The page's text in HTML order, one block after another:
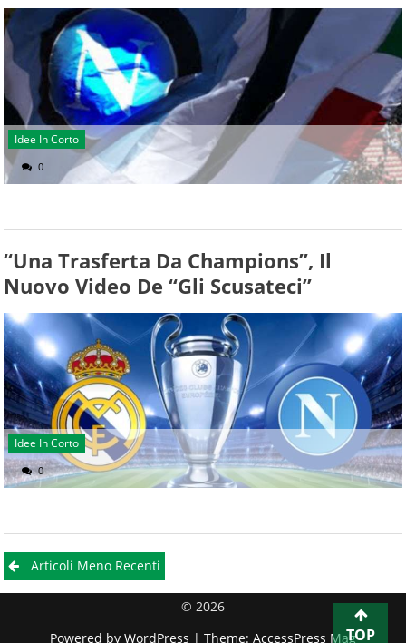
Idee In Corto
0
“Una Trasferta Da Champions”, Il
Nuovo Video De “gli Scusateci”
Idee In Corto
0
Navigazione
articoli
Articoli Meno Recenti
© 2026
Powered by WordPress | Theme: AccessPress MagTOP